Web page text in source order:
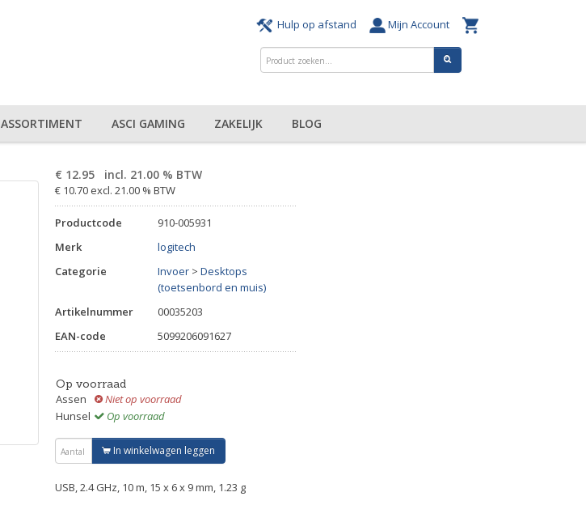
Hulp op afstand Mijn Account
ASSORTIMENT ASCI GAMING ZAKELIJK BLOG
€ 12.95 incl. 21.00 % BTW
€ 10.70 excl. 21.00 % BTW
Productcode
910-005931
Merk
logitech
Categorie
Invoer > Desktops
(toetsenbord en muis)
Artikelnummer
00035203
EAN-code
5099206091627
Op voorraad
Assen
Niet op voorraad
Hunsel
Op voorraad
In winkelwagen leggen
USB, 2.4 GHz, 10 m, 15 x 6 x 9 mm, 1.23 g